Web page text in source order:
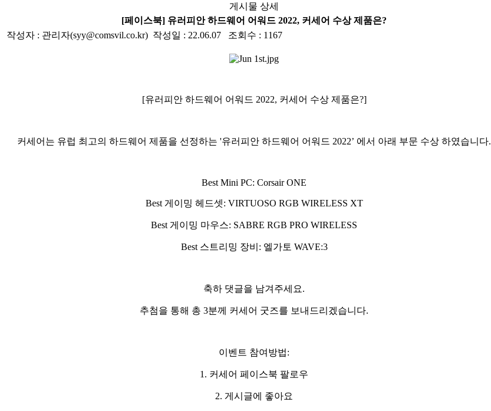
게시물 상세
[페이스북] 유러피안 하드웨어 어워드 2022, 커세어 수상 제품은?
작성자 : 관리자(syy@comsvil.co.kr) 작성일 : 22.06.07 조회수 : 1167
[유러피안 하드웨어 어워드 2022, 커세어 수상 제품은?]
커세어는 유럽 최고의 하드웨어 제품을 선정하는 '유러피안 하드웨어 어워드 2022’ 에서 아래 부문 수상 하였습니다.
Best Mini PC: Corsair ONE
Best 게이밍 헤드셋: VIRTUOSO RGB WIRELESS XT
Best 게이밍 마우스: SABRE RGB PRO WIRELESS
Best 스트리밍 장비 : 엘가토 WAVE:3
축하 댓글을 남겨주세요.
추첨을 통해 총 3분께 커세어 굿즈를 보내드리겠습니다.
이벤트 참여방법:
1. 커세어 페이스북 팔로우
2. 게시글에 좋아요